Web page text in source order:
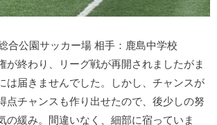
合公園サッカー場 相手：鹿島中学校
が終わり、リーグ戦が再開されましたがま
は届きませんでした。しかし、チャンスが
点チャンスも作り出せたので、後少しの努
の緩み。間違いなく、細部に宿っていま